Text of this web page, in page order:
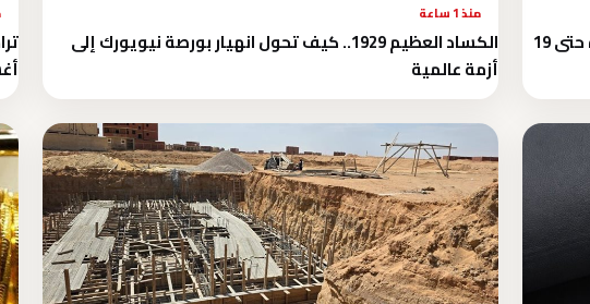
فرص استثمارية بنظام حق الانتفاع في دمياط الجديدة حتى 19
منذ 1 ساعة
الكساد العظيم 1929.. كيف تحول انهيار بورصة نيويورك إلى
أزمة عالمية